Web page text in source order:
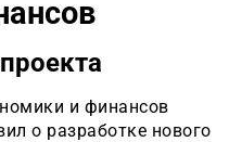
и финансов
о разработке нового